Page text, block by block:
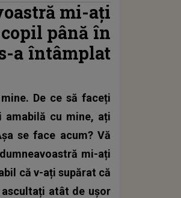
mi-ați
copil până în
a întâmplat
De ce să faceți
amabilă cu mine, ați
se face acum? Vă
mi-ați
că v-ați supărat că
atât de ușor